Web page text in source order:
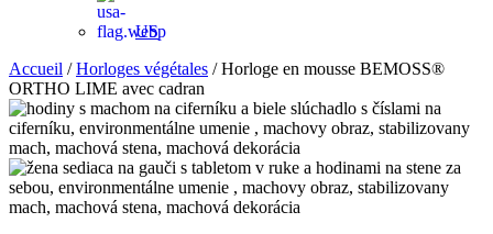
US
Accueil /Horloges végétales / Horloge en mousse BEMOSS®
ORTHO LIME avec cadran